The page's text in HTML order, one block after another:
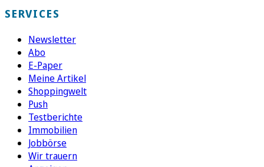
SERVICES
Newsletter
Abo
E-Paper
Meine Artikel
Shoppingwelt
Push
Testberichte
Immobilien
Jobbörse
Wir trauern